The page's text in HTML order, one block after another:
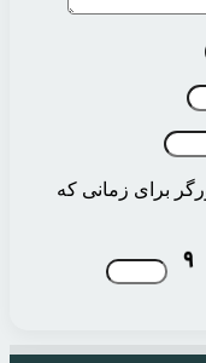
برای زمانی که